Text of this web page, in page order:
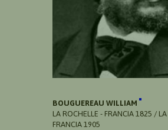
BOUGUEREAU WILLIAM
LA ROCHELLE - FRANCIA 1825 /
FRANCIA 1905